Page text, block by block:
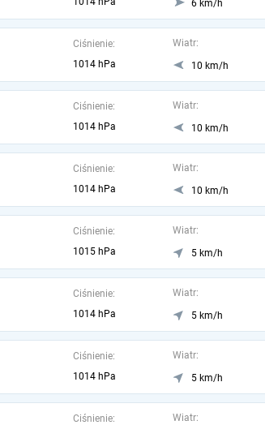
6 km/h
Ciśnienie:
1014 hPa
Wiatr:
10 km/h
Ciśnienie:
1014 hPa
Wiatr:
10 km/h
Ciśnienie:
1014 hPa
Wiatr:
10 km/h
Ciśnienie:
1015 hPa
Wiatr:
5 km/h
Ciśnienie:
1014 hPa
Wiatr:
5 km/h
Ciśnienie:
1014 hPa
Wiatr:
5 km/h
Ciśnienie:
Wiatr: